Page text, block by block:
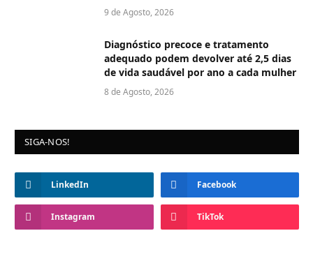
9 de Agosto, 2026
Diagnóstico precoce e tratamento
adequado podem devolver até 2,5 dias
de vida saudável por ano a cada mulher
8 de Agosto, 2026
SIGA-NOS!
LinkedIn Facebook
Instagram TikTok